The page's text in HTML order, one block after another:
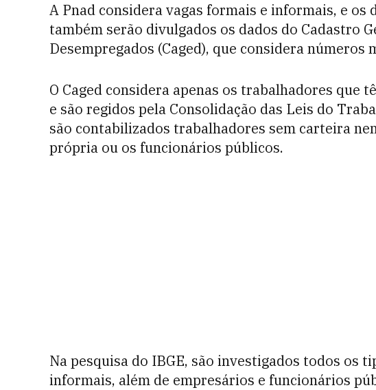
A Pnad considera vagas formais e informais, e
também serão divulgados os dados do Cadastro
Desempregados (Caged), que considera números
O Caged considera apenas os trabalhadores que
e são regidos pela Consolidação das Leis do
são contabilizados trabalhadores sem carteira
própria ou os funcionários públicos.
Na pesquisa do IBGE, são investigados todos os
informais, além de empresários e funcionários